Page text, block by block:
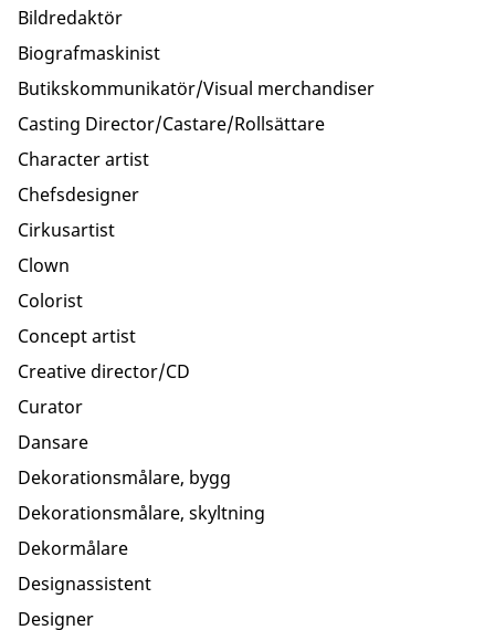
Bildredaktör
Biografmaskinist
Butikskommunikatör/Visual merchandiser
Casting Director/Castare/Rollsättare
Character artist
Chefsdesigner
Cirkusartist
Clown
Colorist
Concept artist
Creative director/CD
Curator
Dansare
Dekorationsmålare, bygg
Dekorationsmålare, skyltning
Dekormålare
Designassistent
Designer